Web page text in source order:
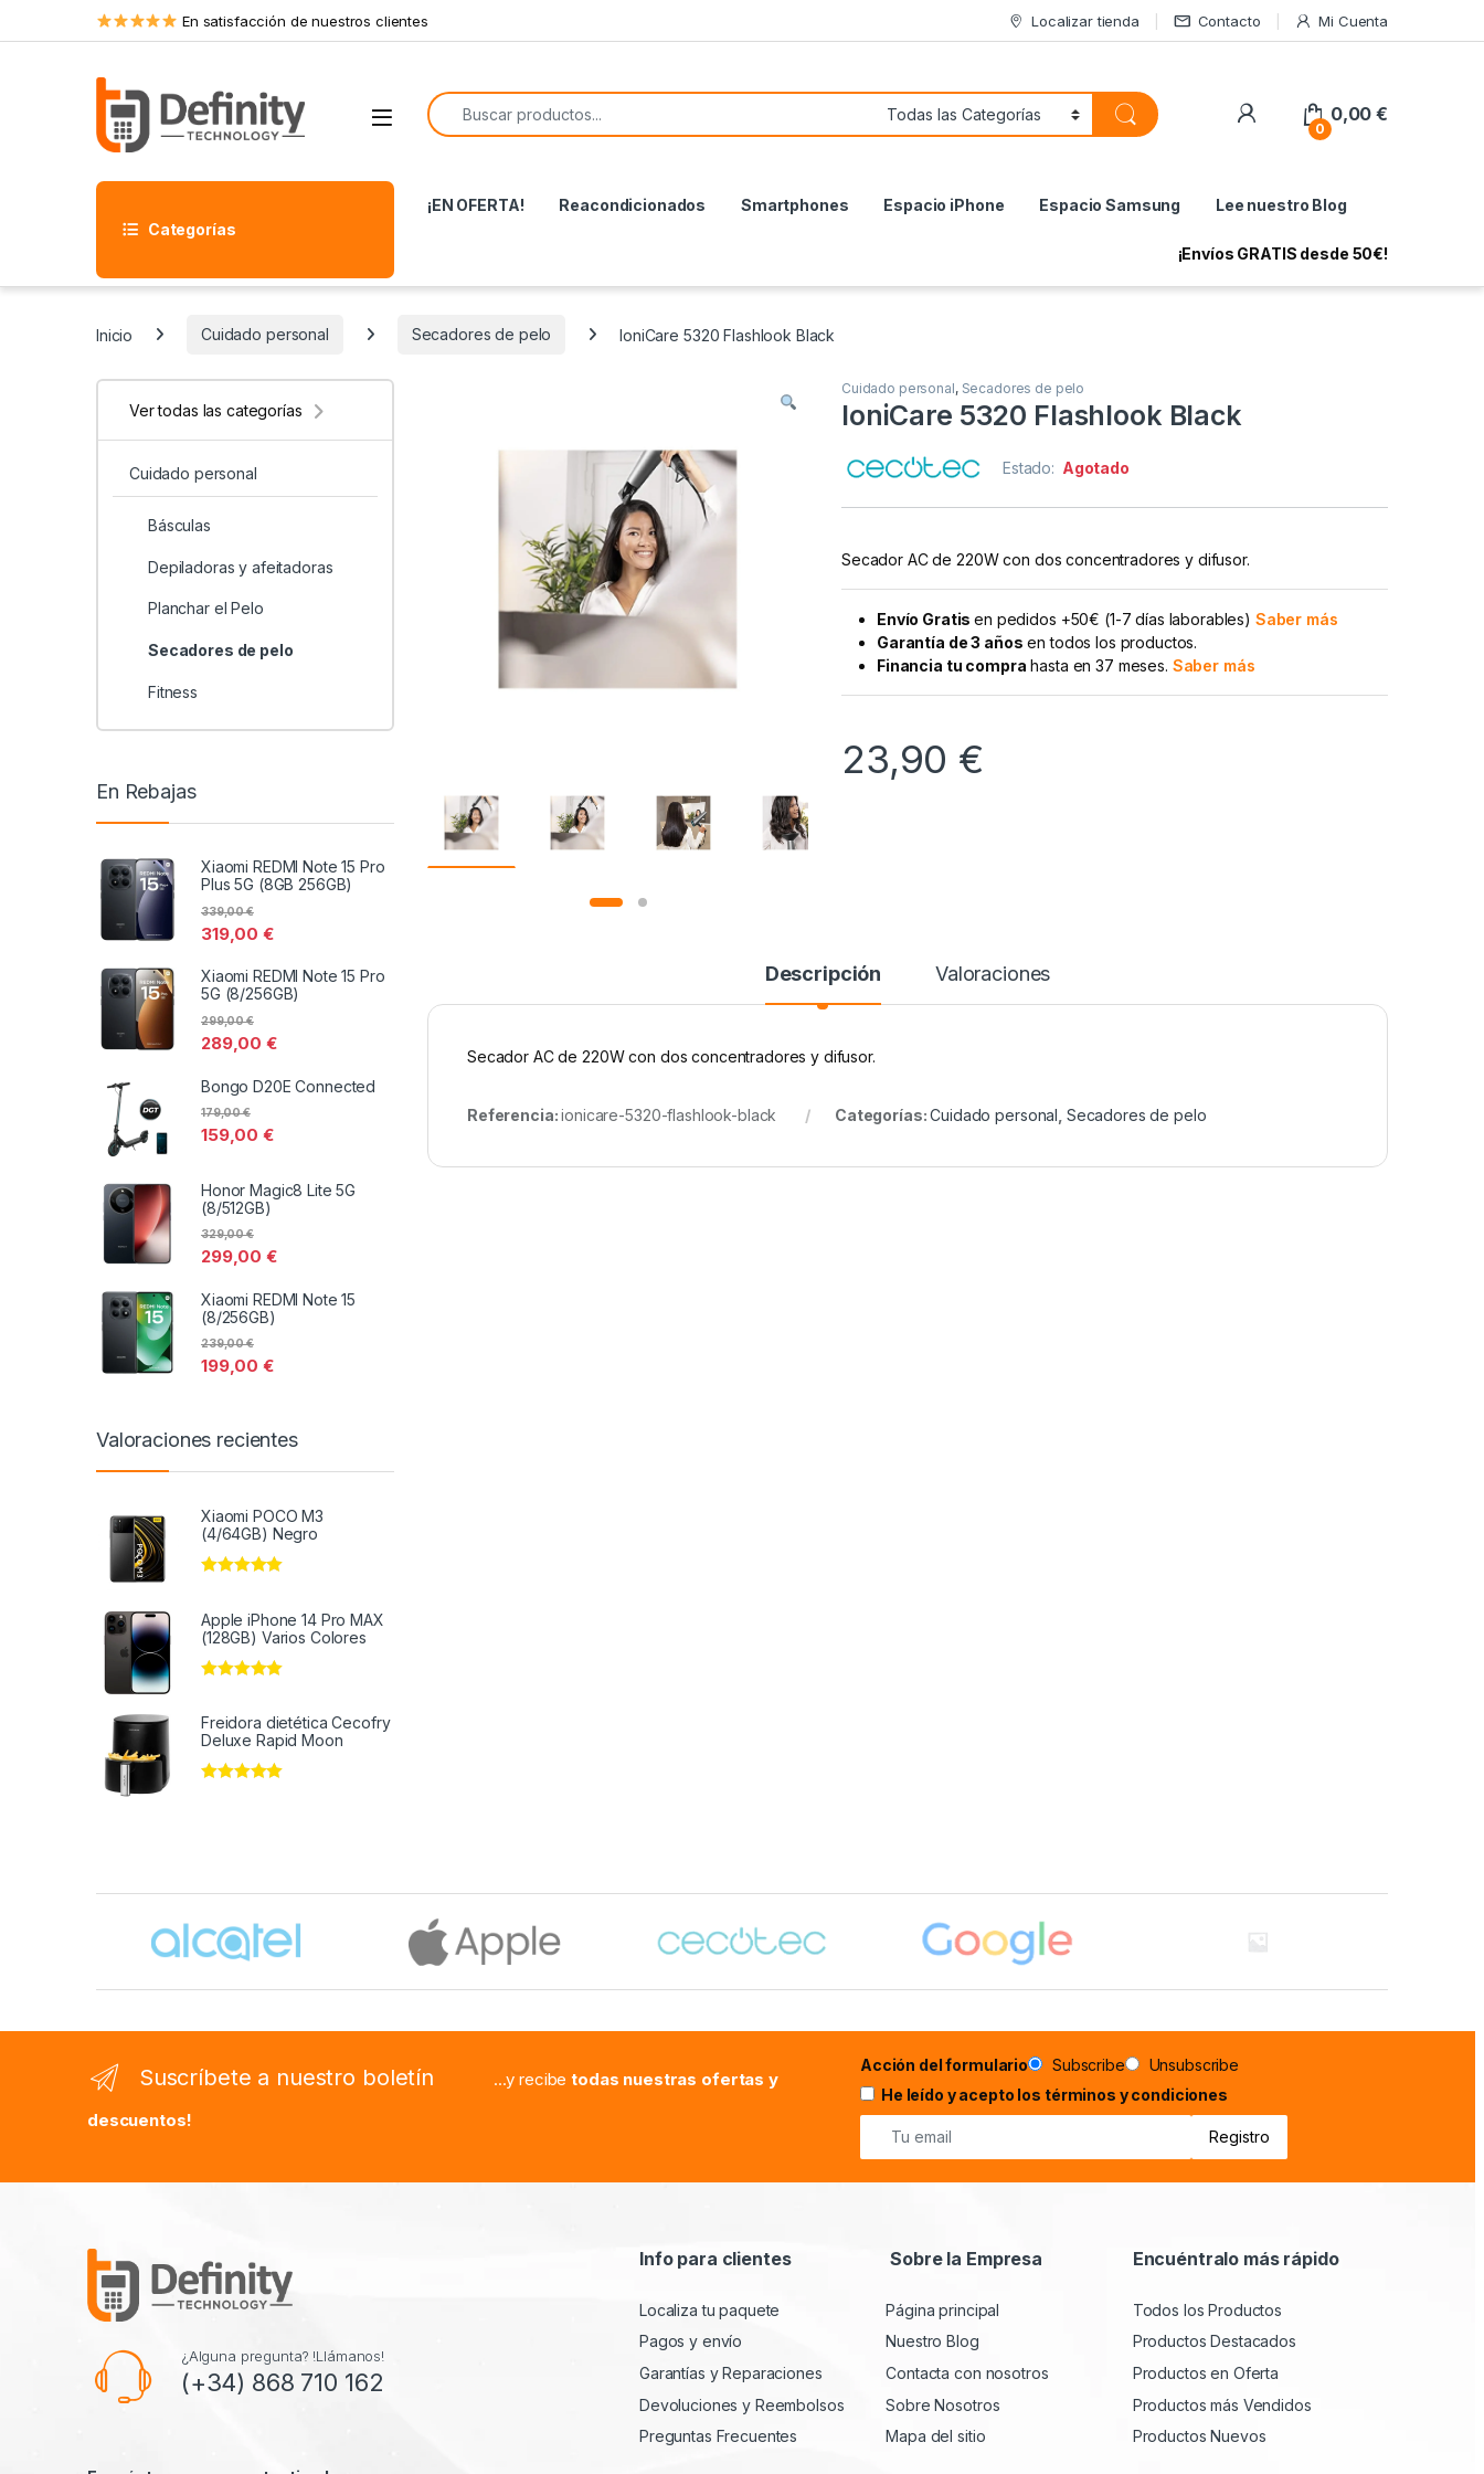
Skip to navigation
Skip to content En satisfacción de nuestros clientes Localizar tienda Contacto Mi Cuenta
Open
Search for:
My Account
0
0,00€
Categorías
¡EN OFERTA! Reacondicionados Smartphones Espacio iPhone Espacio Samsung Lee nuestro Blog
¡Envíos GRATIS desde 50€!
Inicio Cuidado personal Secadores de pelo IoniCare 5320 Flashlook Black
Cuidado personal, Secadores de pelo
IoniCare 5320 Flashlook Black
Estado: Agotado
Secador AC de 220W con dos concentradores y difusor.
Envío Gratisen pedidos +50€ (1-7 días laborables) Saber más
Garantía de 3 años en todos los productos.
Financia tu compra hasta en 37 meses. Saber más
23,90 €
Descripción Valoraciones
Secador AC de 220W con dos concentradores y difusor.
Referencia:ionicare-5320-flashlook-black Categorías:Cuidado personal Secadores de pelo
Ver todas las categorías
Cuidado personal
Básculas
Depiladoras y afeitadoras
Planchar el Pelo
Secadores de pelo
Fitness
En Rebajas
Xiaomi REDMI Note 15 Pro
Plus 5G (8GB 256GB)
319,00€
339,00€
Xiaomi REDMI Note 15 Pro
5G (8/256GB)
289,00€
299,00€
Bongo D20E Connected
159,00€
179,00€
Honor Magic8 Lite 5G
(8/512GB)
299,00€
329,00€
Xiaomi REDMI Note 15
(8/256GB)
199,00€
239,00€
Valoraciones recientes
Xiaomi POCO M3
(4/64GB) Negro
Apple iPhone 14 Pro MAX
(128GB) Varios Colores
Freidora dietética Cecofry
Deluxe Rapid Moon
Suscríbete a nuestro boletín ...y recibetodas nuestras ofertas y
descuentos!
Acción del formulario Subscribe
Unsubscribe
He leído y acepto los términos y condiciones
¿Alguna pregunta? !Llámanos!
(+34) 868 710 162
Info para clientes
Localiza tu paquete
Pagos y envío
Garantías y Reparaciones
Devoluciones y Reembolsos
Preguntas Frecuentes
Sobre la Empresa
Página principal
Nuestro Blog
Contacta con nosotros
Sobre Nosotros
Mapa del sitio
Encuéntralo más rápido
Todos los Productos
Productos Destacados
Productos en Oferta
Productos más Vendidos
Productos Nuevos